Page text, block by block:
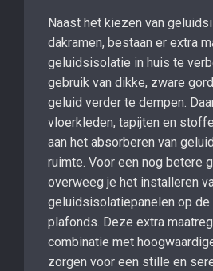
Naast het kiezen van
dakramen, bestaan er extra
geluidsisolatie in huis te
gebruik van dikke, zware
geluid verder te dempen.
vloerkleden, tapijten en
aan het absorberen van
ruimte. Voor een nog betere
overweeg je het installeren
geluidsisolatiepanelen op de
plafonds. Deze extra
combinatie met
zorgen voor een stille en